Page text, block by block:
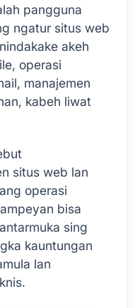
pangguna
ngatur situs web
akeh
operasi
manajemen
kabeh liwat
situs web lan
operasi
bisa
sing
kauntungan
lan